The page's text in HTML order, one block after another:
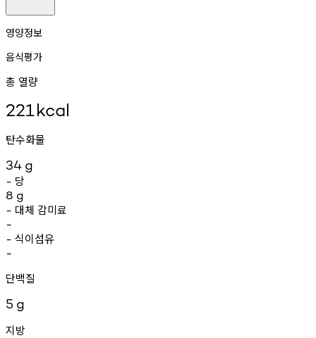
영양정보
음식평가
총 열량
221kcal
탄수화물
34 g
- 당
8 g
- 대체 감미료
-
- 식이섬유
-
단백질
5 g
지방